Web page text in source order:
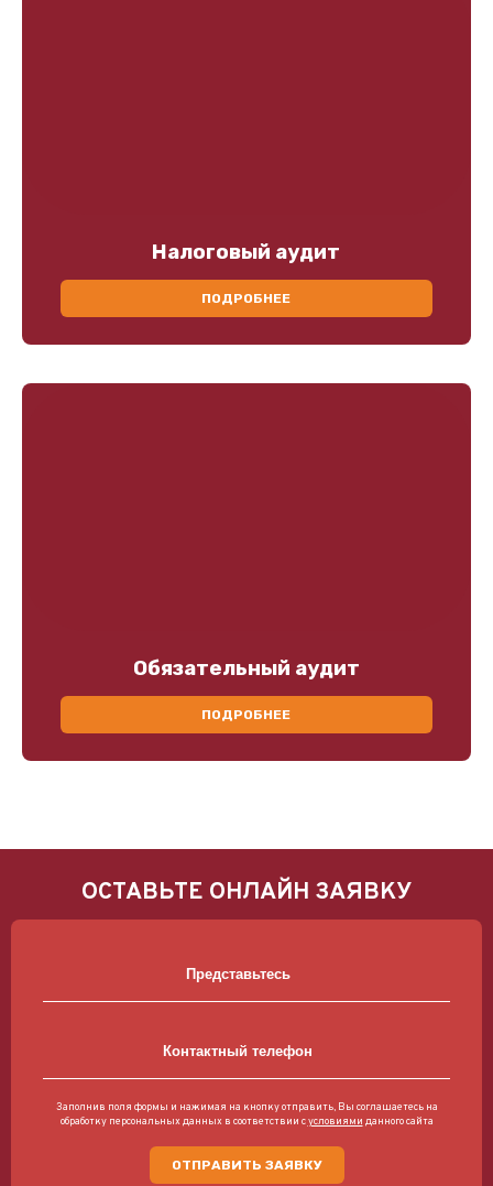
Налоговый аудит
ПОДРОБНЕЕ
Обязательный аудит
ПОДРОБНЕЕ
ОСТАВЬТЕ ОНЛАЙН ЗАЯВКУ
Заполнив поля формы и нажимая на кнопку отправить, Вы соглашаетесь на
обработку персональных данных в соответствии сусловиями данного сайта
ОТПРАВИТЬ ЗАЯВКУ